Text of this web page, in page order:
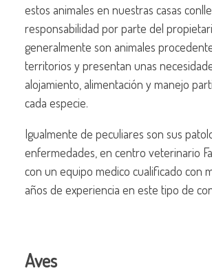
estos animales en nuestras casas
responsabilidad por parte del
generalmente son animales
territorios y presentan unas
alojamiento, alimentación y manejo
cada especie.
Igualmente de peculiares son sus
enfermedades, en centro veterinario
con un equipo medico cualificado con
años de experiencia en este tipo de
Aves